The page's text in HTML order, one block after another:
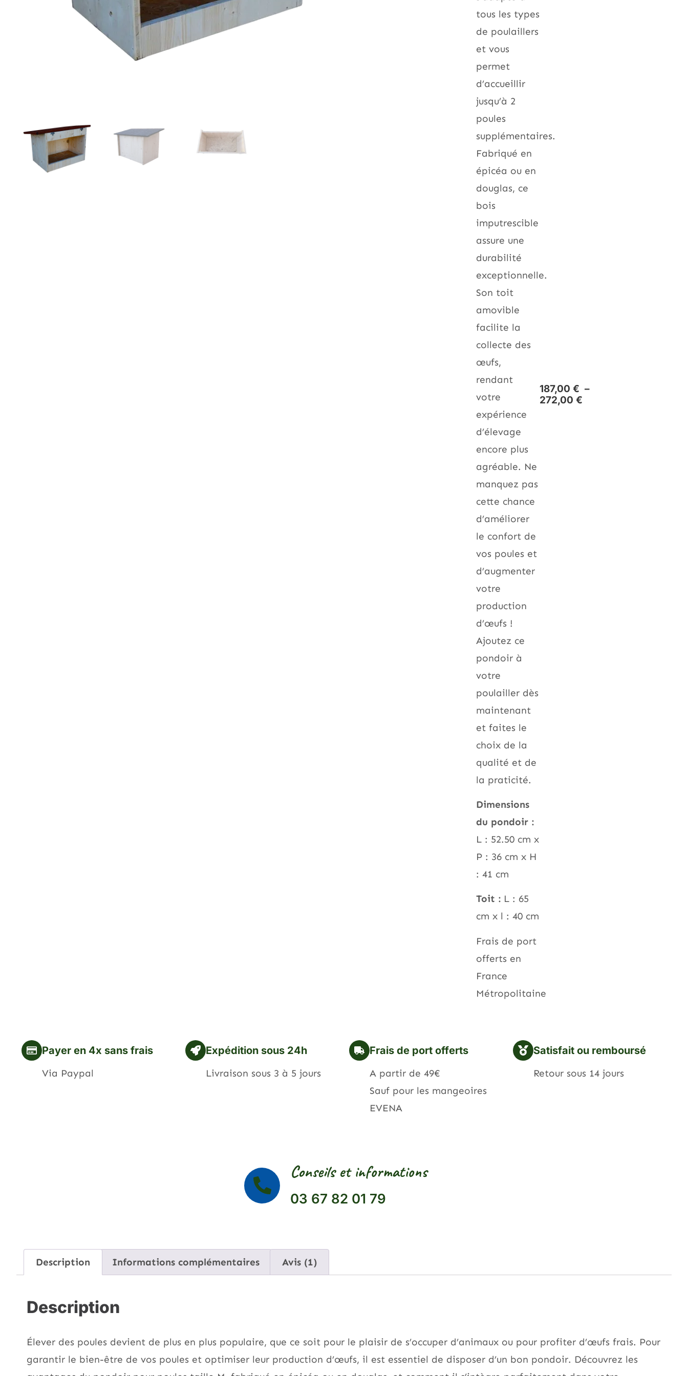
tous les types
de poulaillers
et vous
permet
d’accueillir
jusqu’à 2
poules
supplémentaires.
Fabriqué en
épicéa ou en
douglas, ce
bois
imputrescible
assure une
durabilité
exceptionnelle.
Son toit
amovible
facilite la
collecte des
œufs,
rendant
votre
expérience
d’élevage
encore plus
agréable. Ne
manquez pas
cette chance
d’améliorer
le confort de
vos poules et
d’augmenter
votre
production
d’œufs !
Ajoutez ce
pondoir à
votre
poulailler dès
maintenant
et faites le
choix de la
qualité et de
la praticité.
Dimensions
du pondoir :
L : 52.50 cm x
P : 36 cm x H
: 41 cm
Toit : L : 65
cm x l : 40 cm
Frais de port
offerts en
France
Métropolitaine
187,00 € –
272,00 €
Payer en 4x sans frais
Via Paypal
Expédition sous 24h
Livraison sous 3 à 5 jours
Frais de port offerts
A partir de 49€
Sauf pour les mangeoires
EVENA
Satisfait ou remboursé
Retour sous 14 jours
Conseils et informations
03 67 82 01 79
Description Informations complémentaires Avis (1)
Description
Élever des poules devient de plus en plus populaire, que ce soit pour le plaisir de s’occuper d’animaux ou pour profiter d’œufs frais. Pour
garantir le bien-être de vos poules et optimiser leur production d’œufs, il est essentiel de disposer d’un bon pondoir. Découvrez les